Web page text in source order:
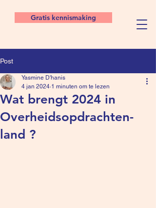
Gratis kennismaking
Post
Wat brengt 2024 in
Overheidsopdrachten-
land ?
Yasmine D'hanis
4 jan 2024 1 minuten om te lezen